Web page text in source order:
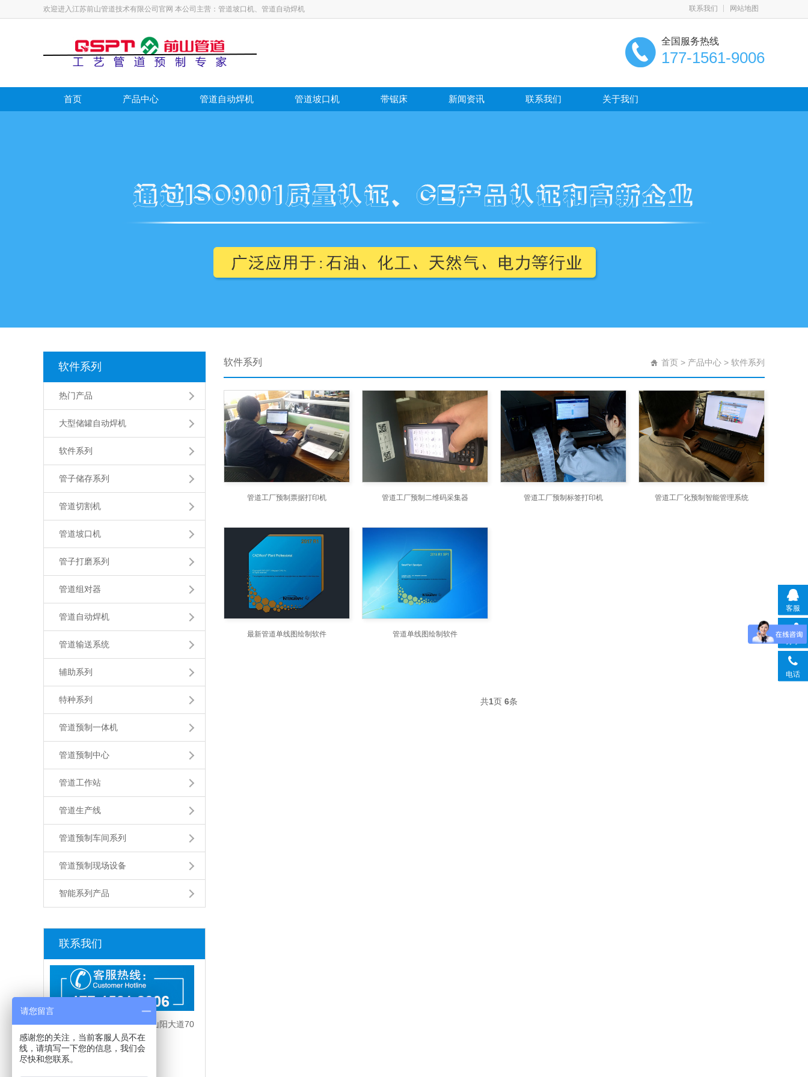
欢迎进入江苏前山管道技术有限公司官网 本公司主营：管道坡口机、管道自动焊机 联系我们 网站地图
全国服务热线
177-1561-9006
首页 产品中心 管道自动焊机 管道坡口机 带锯床 新闻资讯 联系我们 关于我们
软件系列
热门产品
大型储罐自动焊机
软件系列
管子储存系列
管道切割机
管道坡口机
管子打磨系列
管道组对器
管道自动焊机
管道输送系统
辅助系列
特种系列
管道预制一体机
管道预制中心
管道工作站
管道生产线
管道预制车间系列
管道预制现场设备
智能系列产品
联系我们
地址：江苏省淮安市楚州区山阳大道70
号
联系电话：17715619006
软件系列 首页 > 产品中心 > 软件系列
管道工厂预制票据打印机 管道工厂预制二维码采集器 管道工厂预制标签打印机 管道工厂化预制智能管理系统
最新管道单线图绘制软件 管道单线图绘制软件
共1页 6条
客服
电话
请您留言
感谢您的关注，当前客服人员不在
线，请填写一下您的信息，我们会
尽快和您联系。